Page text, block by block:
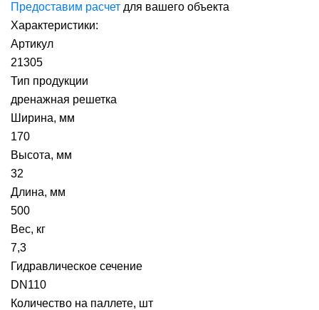
Предоставим расчет для вашего объекта
Характеристики:
Артикул
21305
Тип продукции
дренажная решетка
Ширина, мм
170
Высота, мм
32
Длина, мм
500
Вес, кг
7,3
Гидравлическое сечение
DN110
Количество на паллете, шт